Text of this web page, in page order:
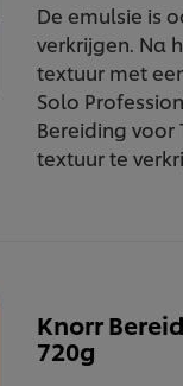
De emulsie is
verkrijgen. Na
textuur met
Solo
Bereiding voor
textuur te
Knorr
720g